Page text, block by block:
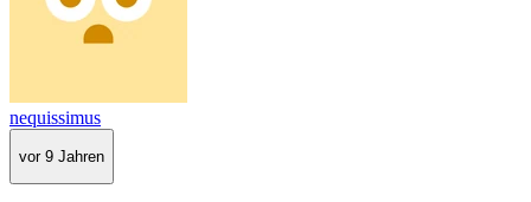
nequissimus
vor 9 Jahren